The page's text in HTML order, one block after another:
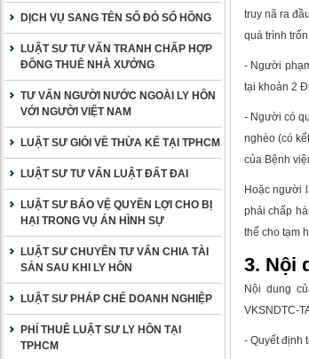
DỊCH VỤ SANG TÊN SỔ ĐỎ SỔ HỒNG
LUẬT SƯ TƯ VẤN TRANH CHẤP HỢP
ĐỒNG THUÊ NHÀ XƯỞNG
TƯ VẤN NGƯỜI NƯỚC NGOÀI LY HÔN
VỚI NGƯỜI VIỆT NAM
LUẬT SƯ GIỎI VỀ THỪA KẾ TẠI TPHCM
LUẬT SƯ TƯ VẤN LUẬT ĐẤT ĐAI
LUẬT SƯ BẢO VỆ QUYỀN LỢI CHO BỊ
HẠI TRONG VỤ ÁN HÌNH SỰ
LUẬT SƯ CHUYÊN TƯ VẤN CHIA TÀI
SẢN SAU KHI LY HÔN
LUẬT SƯ PHÁP CHẾ DOANH NGHIỆP
PHÍ THUÊ LUẬT SƯ LY HÔN TẠI
TPHCM
truy nã ra
quá trình
- Người
tại khoản 2
- Người có
nghèo (có
của Bệnh
Hoặc người
phải chấp
thể cho tạm
3. Nội
Nội dung
VKSNDTC-
- Quyết định